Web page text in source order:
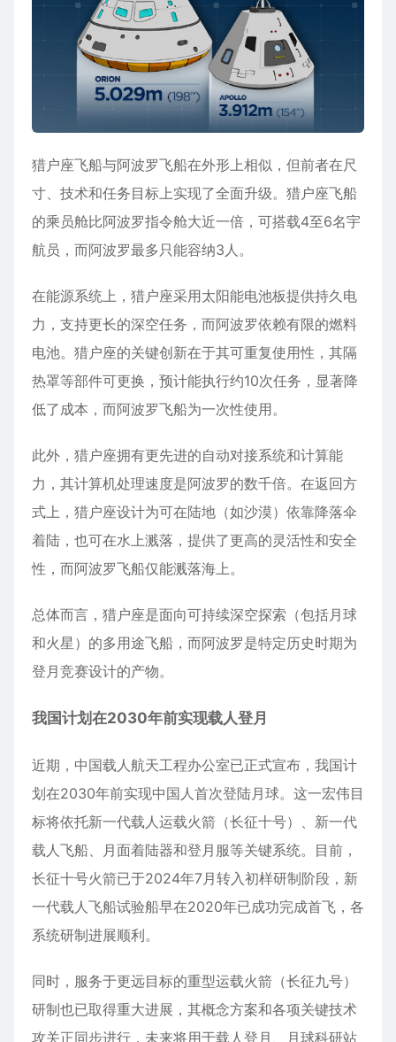
猎户座飞船与阿波罗飞船在外形上相似，但前者在尺
寸、技术和任务目标上实现了全面升级。猎户座飞船
的乘员舱比阿波罗指令舱大近一倍，可搭载4至6名宇
航员，而阿波罗最多只能容纳3人。
在能源系统上，猎户座采用太阳能电池板提供持久电
力，支持更长的深空任务，而阿波罗依赖有限的燃料
电池。猎户座的关键创新在于其可重复使用性，其隔
热罩等部件可更换，预计能执行约10次任务，显著降
低了成本，而阿波罗飞船为一次性使用。
此外，猎户座拥有更先进的自动对接系统和计算能
力，其计算机处理速度是阿波罗的数千倍。在返回方
式上，猎户座设计为可在陆地（如沙漠）依靠降落伞
着陆，也可在水上溅落，提供了更高的灵活性和安全
性，而阿波罗飞船仅能溅落海上。
总体而言，猎户座是面向可持续深空探索（包括月球
和火星）的多用途飞船，而阿波罗是特定历史时期为
登月竞赛设计的产物。
我国计划在2030年前实现载人登月
近期，中国载人航天工程办公室已正式宣布，我国计
划在2030年前实现中国人首次登陆月球。这一宏伟目
标将依托新一代载人运载火箭（长征十号）、新一代
载人飞船、月面着陆器和登月服等关键系统。目前，
长征十号火箭已于2024年7月转入初样研制阶段，新
一代载人飞船试验船早在2020年已成功完成首飞，各
系统研制进展顺利。
同时，服务于更远目标的重型运载火箭（长征九号）​
研制也已取得重大进展，其概念方案和各项关键技术
攻关正同步进行，未来将用于载人登月、月球科研站